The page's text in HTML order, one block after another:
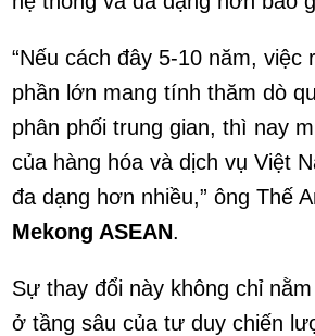
“Nếu cách đây 5-10 năm, việc
phần lớn mang tính thăm dò
phân phối trung gian, thì nay
của hàng hóa và dịch vụ Việt
đa dạng hơn nhiều,” ông Thế
Mekong ASEAN.
Sự thay đổi này không chỉ
ở tầng sâu của tư duy chiến